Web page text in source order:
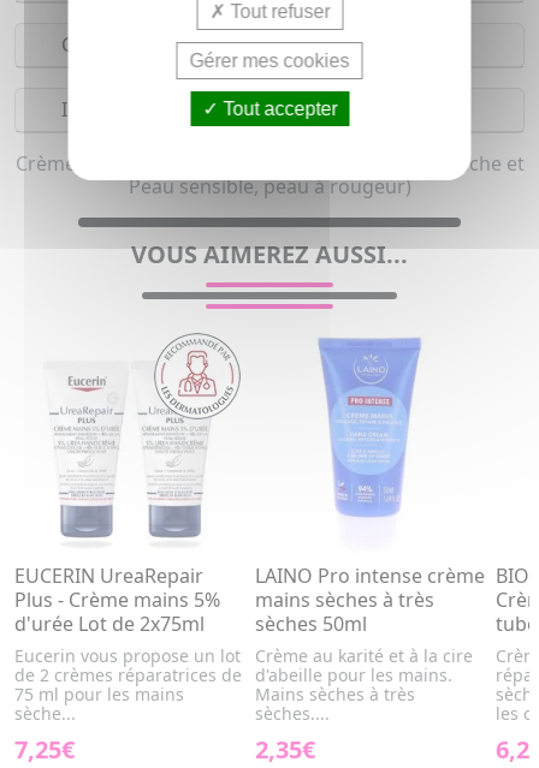
Composition
Indications
Crème mains bio pour femme et homme (Peau sèche et
Peau sensible, peau à rougeur)
VOUS AIMEREZ AUSSI...
EUCERIN UreaRepair
Plus - Crème mains 5%
d'urée Lot de 2x75ml
Eucerin vous propose un lot
de 2 crèmes réparatrices de
75 ml pour les mains
sèche...
7,25€
LAINO Pro intense crème
mains sèches à très
sèches 50ml
Crème au karité et à la cire
d'abeille pour les mains.
Mains sèches à très
sèches....
2,35€
les
Tout refuser
Gérer mes cookies
Tout accepter